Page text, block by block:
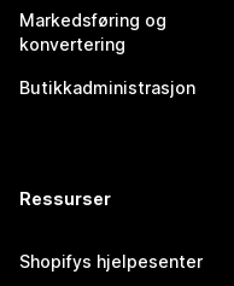
Markedsføring og
konvertering
Butikkadministrasjon
Ressurser
Shopifys hjelpesenter